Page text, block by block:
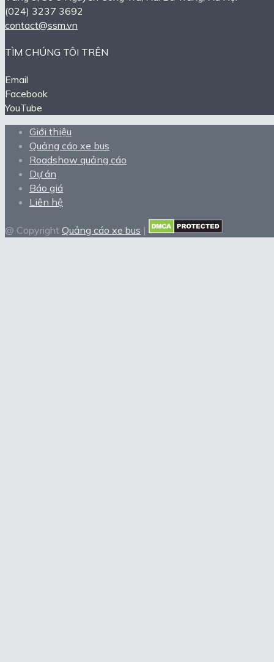
(024) 3237 3692
contact@ssm.vn
TÌM CHÚNG TÔI TRÊN
Email
Facebook
YouTube
Giới thiệu
Quảng cáo xe bus
Roadshow quảng cáo
Dự án
Báo giá
Liên hệ
@ Copyright Quảng cáo xe bus |